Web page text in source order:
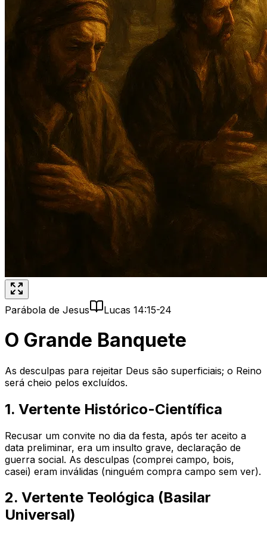
Parábola de Jesus Lucas 14:15-24
O Grande Banquete
As desculpas para rejeitar Deus são superficiais; o Reino
será cheio pelos excluídos.
1. Vertente Histórico-Científica
Recusar um convite no dia da festa, após ter aceito a
data preliminar, era um insulto grave, declaração de
guerra social. As desculpas (comprei campo, bois,
casei) eram inválidas (ninguém compra campo sem ver).
2. Vertente Teológica (Basilar
Universal)